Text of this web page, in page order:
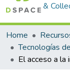
&
Home